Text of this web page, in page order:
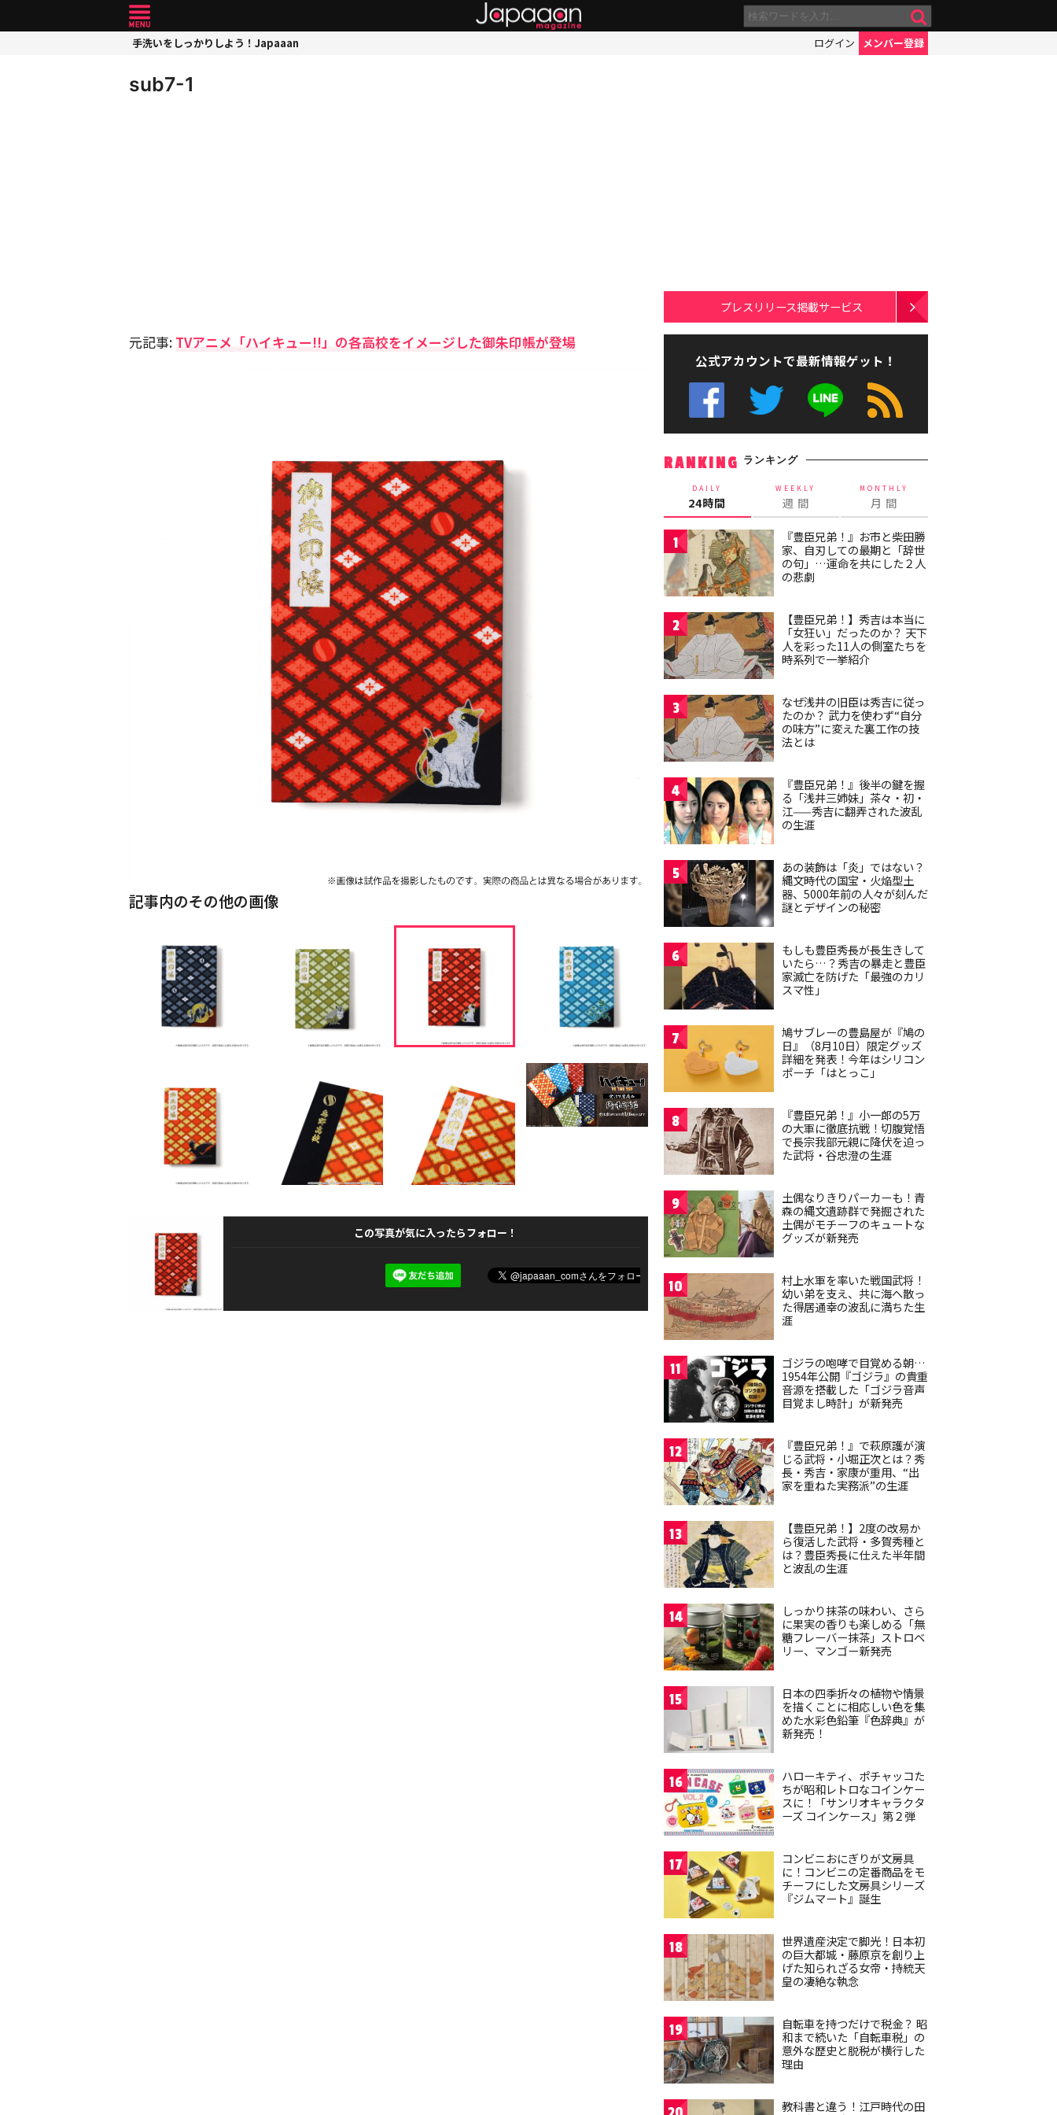
手洗いをしっかりしよう！Japaaan ログイン メンバー登録
sub7-1
元記事: TVアニメ「ハイキュー!!」の各高校をイメージした御朱印帳が登場
記事内のその他の画像
この写真が気に入ったらフォロー！
プレスリリース掲載サービス
公式アカウントで最新情報ゲット！
RANKING ランキング
DAILY
24時間
WEEKLY
週 間
MONTHLY
月 間
1
『豊臣兄弟！』お市と柴田勝
家、自刃しての最期と「辞世
の句」…運命を共にした２人
の悲劇
2
【豊臣兄弟！】秀吉は本当に
「女狂い」だったのか？ 天下
人を彩った11人の側室たちを
時系列で一挙紹介
3
なぜ浅井の旧臣は秀吉に従っ
たのか？ 武力を使わず“自分
の味方”に変えた裏工作の技
法とは
4
『豊臣兄弟！』後半の鍵を握
る「浅井三姉妹」茶々・初・
江——秀吉に翻弄された波乱
の生涯
5
あの装飾は「炎」ではない？
縄文時代の国宝・火焔型土
器、5000年前の人々が刻んだ
謎とデザインの秘密
6
もしも豊臣秀長が長生きして
いたら…？秀吉の暴走と豊臣
家滅亡を防げた「最強のカリ
スマ性」
7
鳩サブレーの豊島屋が『鳩の
日』（8月10日）限定グッズ
詳細を発表！今年はシリコン
ポーチ「はとっこ」
8
『豊臣兄弟！』小一郎の5万
の大軍に徹底抗戦！切腹覚悟
で長宗我部元親に降伏を迫っ
た武将・谷忠澄の生涯
9
土偶なりきりパーカーも！青
森の縄文遺跡群で発掘された
土偶がモチーフのキュートな
グッズが新発売
10
村上水軍を率いた戦国武将！
幼い弟を支え、共に海へ散っ
た得居通幸の波乱に満ちた生
涯
11
ゴジラの咆哮で目覚める朝…
1954年公開『ゴジラ』の貴重
音源を搭載した「ゴジラ音声
目覚まし時計」が新発売
12
『豊臣兄弟！』で萩原護が演
じる武将・小堀正次とは？秀
長・秀吉・家康が重用、“出
家を重ねた実務派”の生涯
13
【豊臣兄弟！】2度の改易か
ら復活した武将・多賀秀種と
は？豊臣秀長に仕えた半年間
と波乱の生涯
14
しっかり抹茶の味わい、さら
に果実の香りも楽しめる「無
糖フレーバー抹茶」ストロベ
リー、マンゴー新発売
15
日本の四季折々の植物や情景
を描くことに相応しい色を集
めた水彩色鉛筆『色辞典』が
新発売！
16
ハローキティ、ポチャッコた
ちが昭和レトロなコインケー
スに！「サンリオキャラクタ
ーズ コインケース」第２弾
17
コンビニおにぎりが文房具
に！コンビニの定番商品をモ
チーフにした文房具シリーズ
『ジムマート』誕生
18
世界遺産決定で脚光！日本初
の巨大都城・藤原京を創り上
げた知られざる女帝・持統天
皇の凄絶な執念
19
自転車を持つだけで税金？ 昭
和まで続いた「自転車税」の
意外な歴史と脱税が横行した
理由
教科書と違う！江戸時代の田